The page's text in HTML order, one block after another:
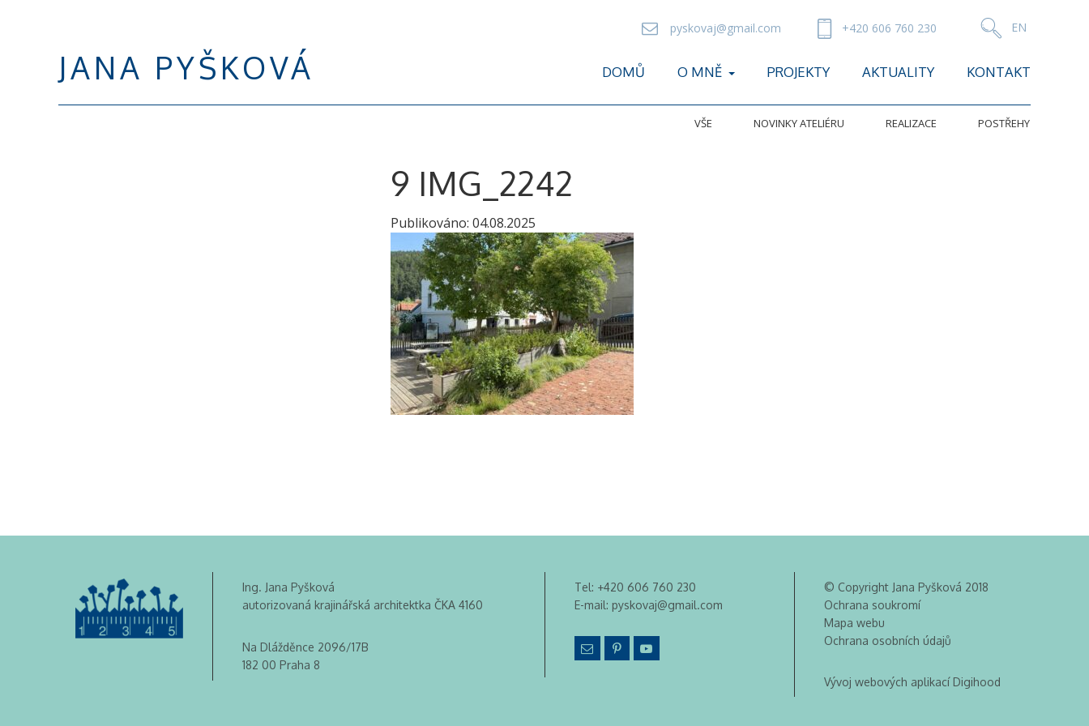
JANA PYŠKOVÁ
pyskovaj@gmail.com +420 606 760 230
DOMŮ O MNĚ PROJEKTY AKTUALITY KONTAKT
VŠE NOVINKY ATELIÉRU REALIZACE POSTŘEHY
9 IMG_2242
Publikováno: 04.08.2025
Ing. Jana Pyšková
autorizovaná krajinářská architektka ČKA 4160
Na Dlážděnce 2096/17B
182 00 Praha 8
Tel: +420 606 760 230
E-mail: pyskovaj@gmail.com
© Copyright Jana Pyšková 2018
Ochrana soukromí
Mapa webu
Ochrana osobních údajů
Vývoj webových aplikací Digihood